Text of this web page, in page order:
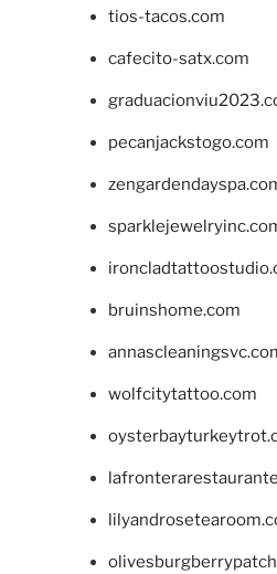
tios-tacos.com
cafecito-satx.com
pecanjackstogo.com
bruinshome.com
wolfcitytattoo.com